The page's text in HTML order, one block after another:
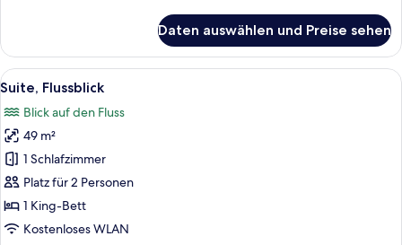
Suite,
2 Einzelbetten
Daten auswählen und Preise sehen
Alle
Fotos
für
Suite,
Flussblick
anzeigen
Ein modernes Badezimmer mit
8
Suite, Flussblick
Blick auf den Fluss
49 m²
1 Schlafzimmer
Platz für 2 Personen
1 King-Bett
Kostenloses WLAN